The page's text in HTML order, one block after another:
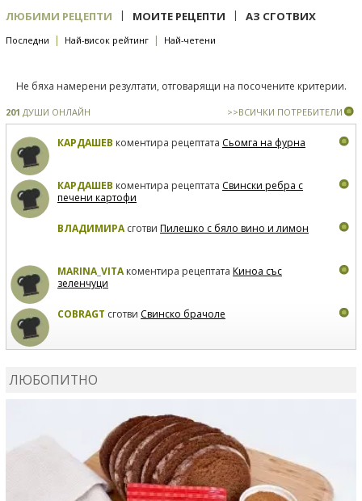
ЛЮБИМИ РЕЦЕПТИ | МОИТЕ РЕЦЕПТИ | АЗ СГОТВИХ
Последни | Най-висок рейтинг | Най-четени
Не бяха намерени резултати, отговарящи на посочените критерии.
201 ДУШИ ОНЛАЙН >>ВСИЧКИ ПОТРЕБИТЕЛИ
КАРДАШЕВ коментира рецептата Сьомга на фурна
КАРДАШЕВ коментира рецептата Свински ребра с
печени картофи
ВЛАДИМИРАсготви Пилешко с бяло вино и лимон
MARINA_VITAкоментира рецептата Киноа със
зеленчуци
COBRAGT сготви Свинско брачоле
ЛЮБОПИТНО